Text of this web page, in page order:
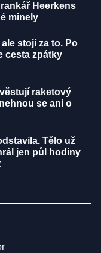
Heerkens
minely
stojí za to. Po
cesta zpátky
raketový
se ani o
Tělo už
jen půl hodiny